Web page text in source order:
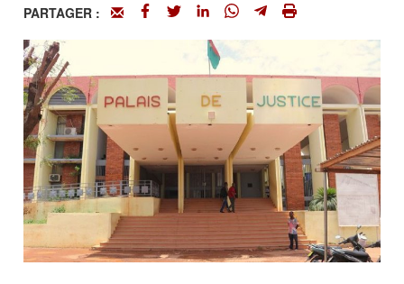
PARTAGER :